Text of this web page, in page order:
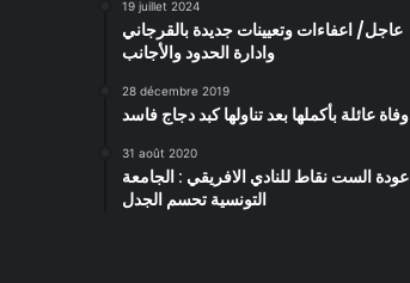
19 juillet 2024
عاجل/ اعفاءات وتعيينات جديدة بالقرجاني
وادارة الحدود والأجانب
28 décembre 2019
وفاة عائلة بأكملها بعد تناولها كبد دجاج فاسد
31 août 2020
عودة الست نقاط للنادي الافريقي : الجامعة
التونسية تحسم الجدل